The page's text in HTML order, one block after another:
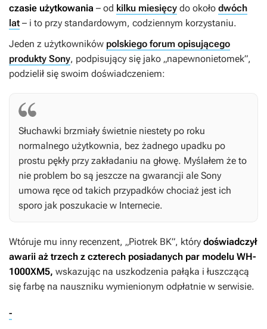
czasie użytkowania – od kilku miesięcy do około dwóch
lat – i to przy standardowym, codziennym korzystaniu.
Jeden z użytkowników polskiego forum opisującego
produkty Sony, podpisujący się jako „napewnonietomek”,
podzielił się swoim doświadczeniem:
Słuchawki brzmiały świetnie niestety po roku
normalnego użytkownia, bez żadnego upadku po
prostu pękły przy zakładaniu na głowę. Myślałem że to
nie problem bo są jeszcze na gwarancji ale Sony
umowa ręce od takich przypadków chociaż jest ich
sporo jak poszukacie w Internecie.
Wtóruje mu inny recenzent, „Piotrek BK”, który doświadczył
awarii aż trzech z czterech posiadanych par modelu WH-
1000XM5, wskazując na uszkodzenia pałąka i łuszczącą
się farbę na nauszniku wymienionym odpłatnie w serwisie.
-